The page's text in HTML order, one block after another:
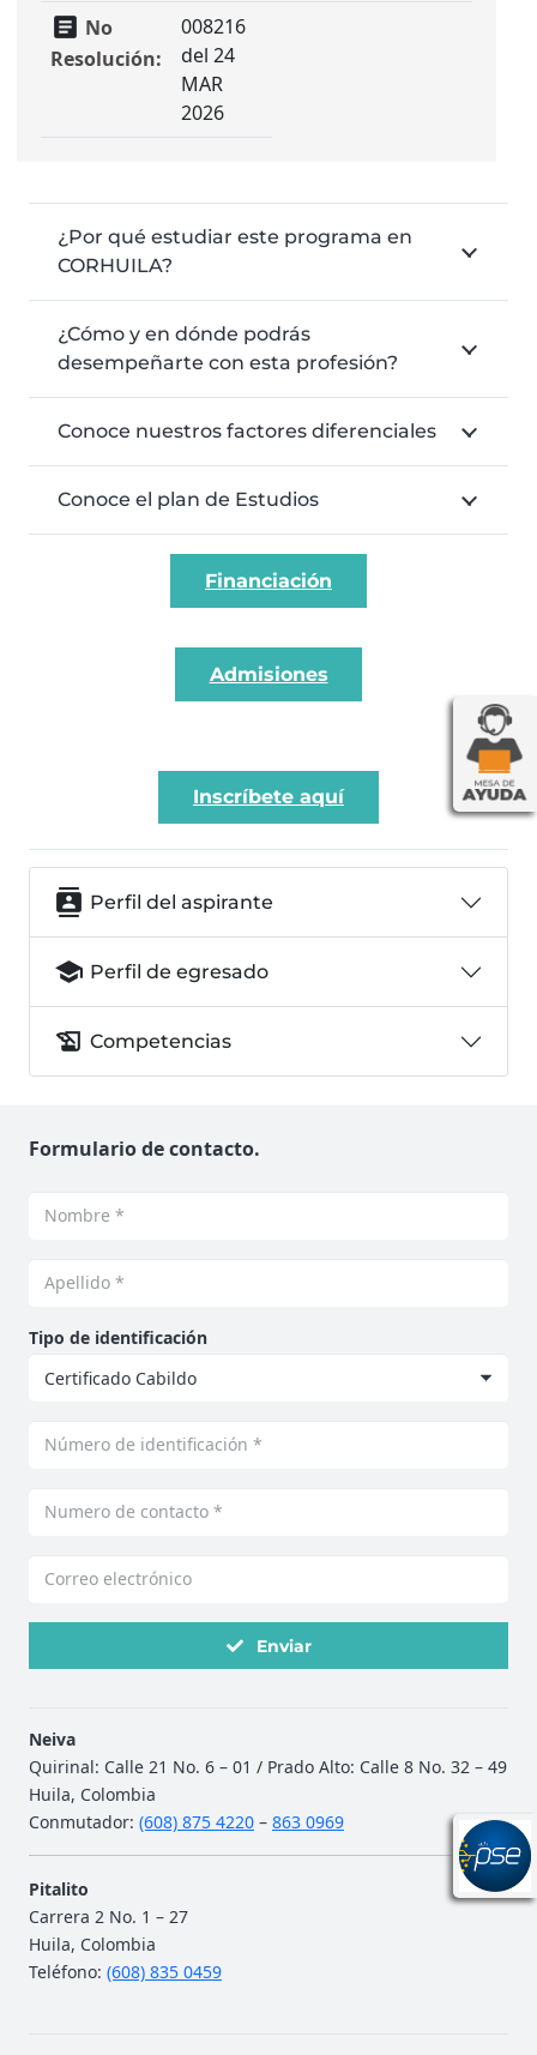
article No
Resolución:
008216
del 24
MAR
2026
Formulario de contacto.
Tipo de identificación
Enviar
Neiva
Quirinal: Calle 21 No. 6 – 01 / Prado Alto: Calle 8 No. 32 – 49
Huila, Colombia
Conmutador: (608) 875 4220 – 863 0969
Pitalito
Carrera 2 No. 1 – 27
Huila, Colombia
Teléfono: (608) 835 0459
¿Por qué estudiar este programa en
CORHUILA?
¿Cómo y en dónde podrás
desempeñarte con esta profesión?
Conoce nuestros factores diferenciales
Conoce el plan de Estudios
Financiación
Admisiones
Inscríbete aquí
contacts Perfil del aspirante
school Perfil de egresado
history_edu Competencias